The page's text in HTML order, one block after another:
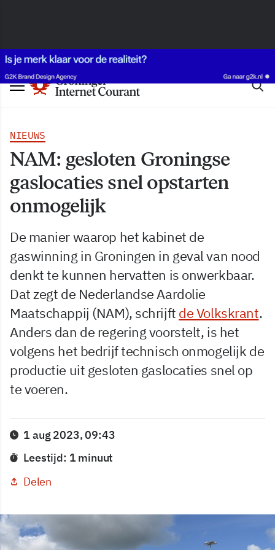
NIEUWS
NAM: gesloten Groningse
gaslocaties snel opstarten
onmogelijk
De manier waarop het kabinet de
gaswinning in Groningen in geval van nood
denkt te kunnen hervatten is onwerkbaar.
Dat zegt de Nederlandse Aardolie
Maatschappij (NAM), schrijft de Volkskrant.
Anders dan de regering voorstelt, is het
volgens het bedrijf technisch onmogelijk de
productie uit gesloten gaslocaties snel op
te voeren.
1 aug 2023, 09:43
Leestijd: 1 minuut
Delen